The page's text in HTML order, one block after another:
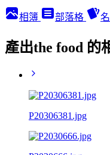
相簿 部落格
產出the food 的
P20306381.jpg